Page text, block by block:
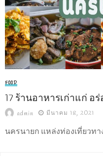
FOOD
17 ร้านอาหารเก่าแก่ อ
admin มีนาคม 18, 2021
นครนายก แหล่งท่องเที่ยวท